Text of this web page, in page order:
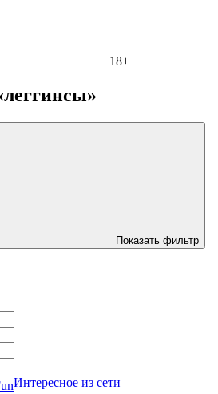
18+
Показать фильтр
Интересное из сети